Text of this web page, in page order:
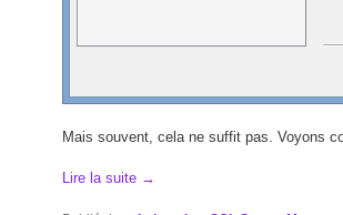
Mais souvent, cela ne suffit pas. Voyons
Lire la suite →